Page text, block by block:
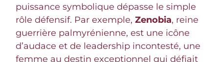
puissance symbolique dépasse le simple
rôle défensif. Par exemple, Zenobia, reine
guerrière palmyrénienne, est une icône
d’audace et de leadership incontesté, une
femme au destin exceptionnel qui défiait